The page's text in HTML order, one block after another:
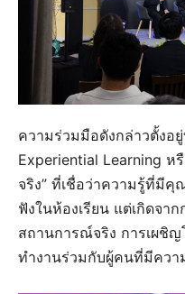
ความร่วมมือดังกล่าวตั้ง
Experiential Learning ห
จริง” ที่เชื่อว่าความรู้ที่มีคุ
ฟังในห้องเรียน แต่เกิดจา
สถานการณ์จริง การเผชิ
ทำงานร่วมกับผู้คนที่มีควา